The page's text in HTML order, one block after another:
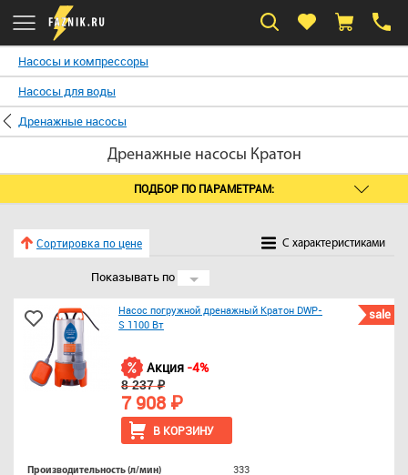
Насосы и компрессоры
Насосы для воды
Дренажные насосы
Дренажные насосы Кратон
ПОДБОР ПО ПАРАМЕТРАМ:
Сортировка по цене C характеристиками
Показывать по 24
sale
Насос погружной дренажный Кратон DWP-
S 1100 Вт
В КОРЗИНУ
Акция -4%
8 237 ₽
7 908 ₽
Производительность (л/мин) 333